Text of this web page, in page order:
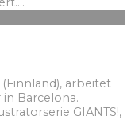
arbeitet
Barcelona.
GIANTS!,